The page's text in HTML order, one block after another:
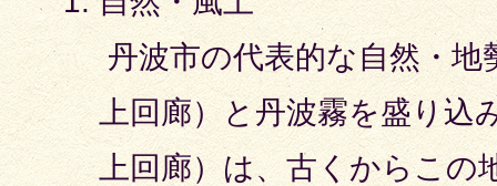
丹波市の代表的な自然・地
上回廊）と丹波霧を盛り込
上回廊）は、古くからこの